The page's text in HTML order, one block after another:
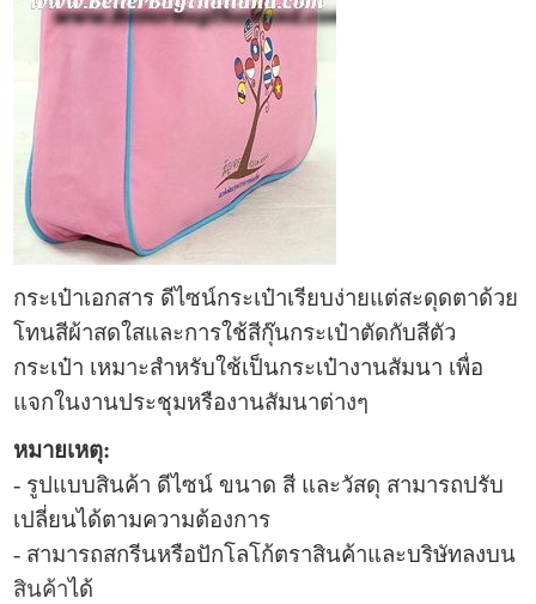
กระเป๋าเอกสาร ดีไซน์กระเป๋าเรียบง่ายแต่สะดุดตาด้วย
โทนสีผ้าสดใสและการใช้สีกุ๊นกระเป๋าตัดกับสีตัว
กระเป๋า เหมาะสำหรับใช้เป็นกระเป๋างานสัมนา เพื่อ
แจกในงานประชุมหรืองานสัมนาต่างๆ
หมายเหตุ:
- รูปแบบสินค้า ดีไซน์ ขนาด สี และวัสดุ สามารถปรับ
เปลี่ยนได้ตามความต้องการ
- สามารถสกรีนหรือปักโลโก้ตราสินค้าและบริษัทลงบน
สินค้าได้